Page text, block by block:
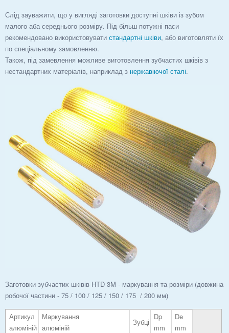
Слід зауважити, що у вигляді заготовки доступні шківи із зубом
малого аба середнього розміру. Під більш потужні паси
рекомендовано використовувати стандартні шківи, або виготовляти їх
по спеціальному замовленню.
Також, під замевлення можливе виготовлення зубчастих шківів з
нестандартних матеріалів, наприклад з нержавіючої сталі.
Заготовки зубчастих шківів HTD 3M - маркування та розміри (довжина
робочої частини - 75 / 100 / 125 / 150 / 175 / 200 мм)
Артикул
алюміній
Маркування
алюміній
Зубці
Dp
mm
De
mm